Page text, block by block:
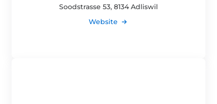
Soodstrasse 53, 8134 Adliswil
Website